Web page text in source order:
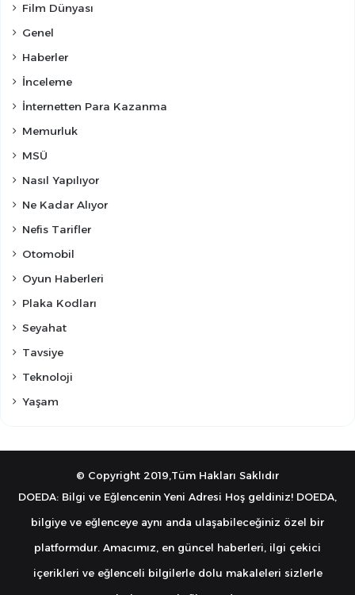
Film Dünyası
Genel
Haberler
İnceleme
İnternetten Para Kazanma
Memurluk
MSÜ
Nasıl Yapılıyor
Ne Kadar Alıyor
Nefis Tarifler
Otomobil
Oyun Haberleri
Plaka Kodları
Seyahat
Tavsiye
Teknoloji
Yaşam
© Copyright 2019,Tüm Hakları Saklıdır
DOEDA: Bilgi ve Eğlencenin Yeni Adresi Hoş geldiniz! DOEDA,
bilgiye ve eğlenceye aynı anda ulaşabileceğiniz özel bir
platformdur. Amacımız, en güncel haberleri, ilgi çekici
içerikleri ve eğlenceli bilgilerle dolu makaleleri sizlerle